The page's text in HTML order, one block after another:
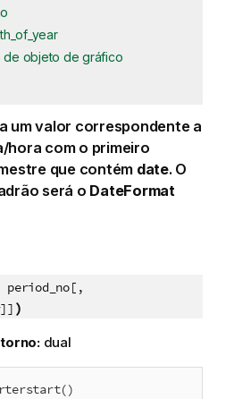
de objeto de gráfico
um valor correspondente a
hora com o primeiro
que contém date. O
será o DateFormat
)
dual